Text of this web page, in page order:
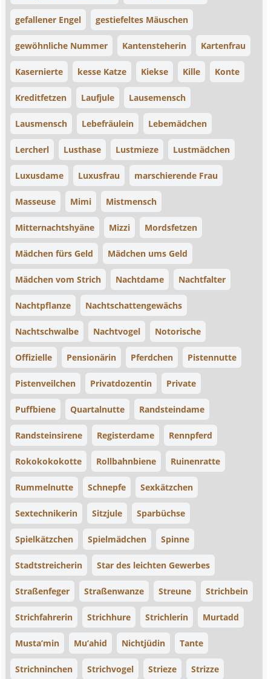
gefallener Engel gestiefeltes Mäuschen
gewöhnliche Nummer Kantensteherin Kartenfrau
Kasernierte kesse Katze Kiekse Kille Konte
Kreditfetzen Laufjule Lausemensch
Lausmensch Lebefräulein Lebemädchen
Lercherl Lusthase Lustmieze Lustmädchen
Luxusdame Luxusfrau marschierende Frau
Masseuse Mimi Mistmensch
Mitternachtshyäne Mizzi Mordsfetzen
Mädchen fürs Geld Mädchen ums Geld
Mädchen vom Strich Nachtdame Nachtfalter
Nachtpflanze Nachtschattengewächs
Nachtschwalbe Nachtvogel Notorische
Offizielle Pensionärin Pferdchen Pistennutte
Pistenveilchen Privatdozentin Private
Puffbiene Quartalnutte Randsteindame
Randsteinsirene Registerdame Rennpferd
Rokokokokotte Rollbahnbiene Ruinenratte
Rummelnutte Schnepfe Sexkätzchen
Sextechnikerin Sitzjule Sparbüchse
Spielkätzchen Spielmädchen Spinne
Stadtstreicherin Star des leichten Gewerbes
Straßenfeger Straßenwanze Streune Strichbein
Strichfahrerin Strichhure Strichlerin Murtadd
Musta’min Mu’ahid Nichtjüdin Tante
Strichninchen Strichvogel Strieze Strizze